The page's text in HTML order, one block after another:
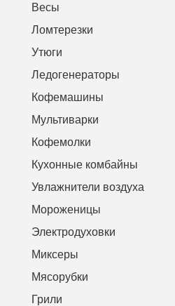
Весы
Ломтерезки
Утюги
Ледогенераторы
Кофемашины
Мультиварки
Кофемолки
Кухонные комбайны
Увлажнители воздуха
Мороженицы
Электродуховки
Миксеры
Мясорубки
Грили